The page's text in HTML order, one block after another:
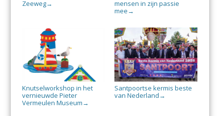
Zeeweg→
mensen in zijn passie
mee →
Knutselworkshop in het
vernieuwde Pieter
Vermeulen Museum →
Santpoortse kermis beste
van Nederland →